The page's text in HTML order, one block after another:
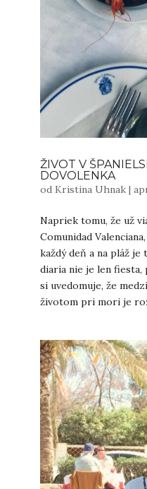
ŽIVOT V
DOVOLENKA
od Kristina Uhnak|
Napriek tomu, že už
Comunidad
každý deň a na pláž je
diaria nie je len fiesta,
si uvedomuje, že
životom pri mori je